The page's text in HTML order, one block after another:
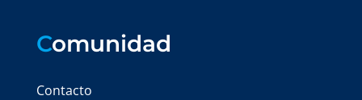
Comunidad
Contacto